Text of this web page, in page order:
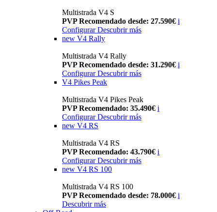
Multistrada V4 S
PVP Recomendado desde: 27.590€ i
Configurar Descubrir más
new V4 Rally
Multistrada V4 Rally
PVP Recomendado desde: 31.290€ i
Configurar Descubrir más
V4 Pikes Peak
Multistrada V4 Pikes Peak
PVP Recomendado: 35.490€ i
Configurar Descubrir más
new V4 RS
Multistrada V4 RS
PVP Recomendado: 43.790€ i
ConfigurarDescubrir más
new V4 RS 100
Multistrada V4 RS 100
PVP Recomendado desde: 78.000€ i
Descubrir más